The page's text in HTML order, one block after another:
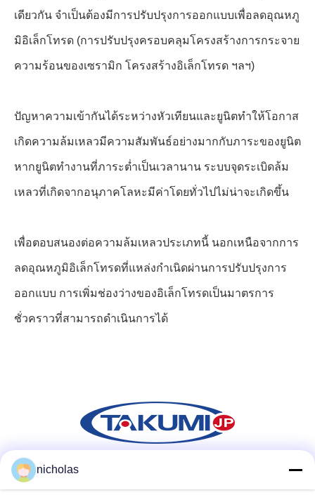
เดียวกัน จำเป็นต้องมีการปรับปรุงการออกแบบเพื่อลดอุณหภู
มิอิเล็กโทรด (การปรับปรุงครอบคลุมโครงสร้างการกระจาย
ความร้อนของเซรามิก โครงสร้างอิเล็กโทรด ฯลฯ)
ปัญหาความเข้ากันได้ระหว่างหัวเทียนและยูนิตทำให้โอกาส
เกิดความล้มเหลวมีความสัมพันธ์อย่างมากกับภาระของยูนิต
หากยูนิตทำงานที่ภาระต่ำเป็นเวลานาน ระบบจุดระเบิดล้ม
เหลวที่เกิดจากอนุภาคโลหะมีค่าโดยทั่วไปไม่น่าจะเกิดขึ้น
เพื่อตอบสนองต่อความล้มเหลวประเภทนี้ นอกเหนือจากการ
ลดอุณหภูมิอิเล็กโทรดที่แหล่งกำเนิดผ่านการปรับปรุงการ
ออกแบบ การเพิ่มช่องว่างของอิเล็กโทรดเป็นมาตรการ
ชั่วคราวที่สามารถดำเนินการได้
nicholas